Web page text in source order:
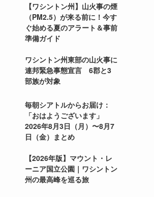
【ワシントン州】山火事の煙
（PM2.5）が来る前に！今す
ぐ始める夏のアラート＆事前
準備ガイド
ワシントン州東部の山火事に
連邦緊急事態宣言 6郡と3
部族が対象
毎朝シアトルからお届け：
「おはようございます」
2026年8月3日（月）〜8月7
日（金）まとめ
【2026年版】マウント・レ
ーニア国立公園｜ワシントン
州の最高峰を巡る旅